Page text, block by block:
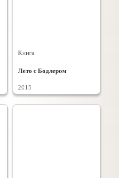
Книга
Лето с Бодлером
2015